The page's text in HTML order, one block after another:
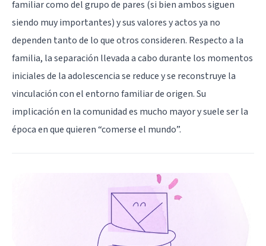
familiar como del grupo de pares (si bien ambos siguen
siendo muy importantes) y sus valores y actos ya no
dependen tanto de lo que otros consideren. Respecto a la
familia, la separación llevada a cabo durante los momentos
iniciales de la adolescencia se reduce y se reconstruye la
vinculación con el entorno familiar de origen. Su
implicación en la comunidad es mucho mayor y suele ser la
época en que quieren “comerse el mundo”.